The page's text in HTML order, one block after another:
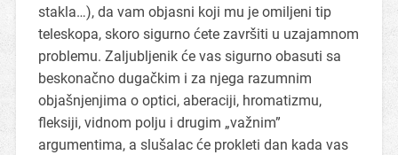
stakla…), da vam objasni koji mu je omiljeni tip
teleskopa, skoro sigurno ćete završiti u uzajamnom
problemu. Zaljubljenik će vas sigurno obasuti sa
beskonačno dugačkim i za njega razumnim
objašnjenjima o optici, aberaciji, hromatizmu,
fleksiji, vidnom polju i drugim „važnim”
argumentima, a slušalac će prokleti dan kada vas